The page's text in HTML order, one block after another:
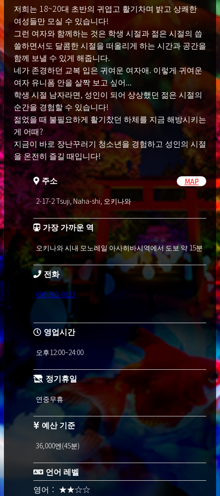
저희는 18~20대 초반의 귀엽고 활기차며 밝고 상쾌한
여성들만 모실 수 있습니다!
그런 여자와 함께하는 것은 학생 시절과 젊은 시절의 씁
쓸하면서도 달콤한 시절을 떠올리게 하는 시간과 공간을
함께 보낼 수 있게 해줍니다.
네가 존경하던 교복 입은 귀여운 여자애. 이렇게 귀여운
여자 유니폼 안을 살짝 보고 싶어...
학생 시절 남자라면, 성인이 되어 상상했던 젊은 시절의
순간을 경험할 수 있습니다!
젊었을 때 불필요하게 활기찼던 하체를 지금 해방시키는
게 어때?
지금이 바로 장난꾸러기 청소년을 경험하고 성인의 시절
을 온전히 즐길 때입니다!
주소
2-17-2 Tsuji, Naha-shi, 오키나와
MAP
가장 가까운 역
오키나와 시내 모노레일 아사히바시역에서 도보 약 15분
전화
098-863-0133
영업시간
오후12:00~24:00
정기휴일
연중무휴
예산 기준
36,000엔(45분)
언어 레벨
영어： ★★☆☆